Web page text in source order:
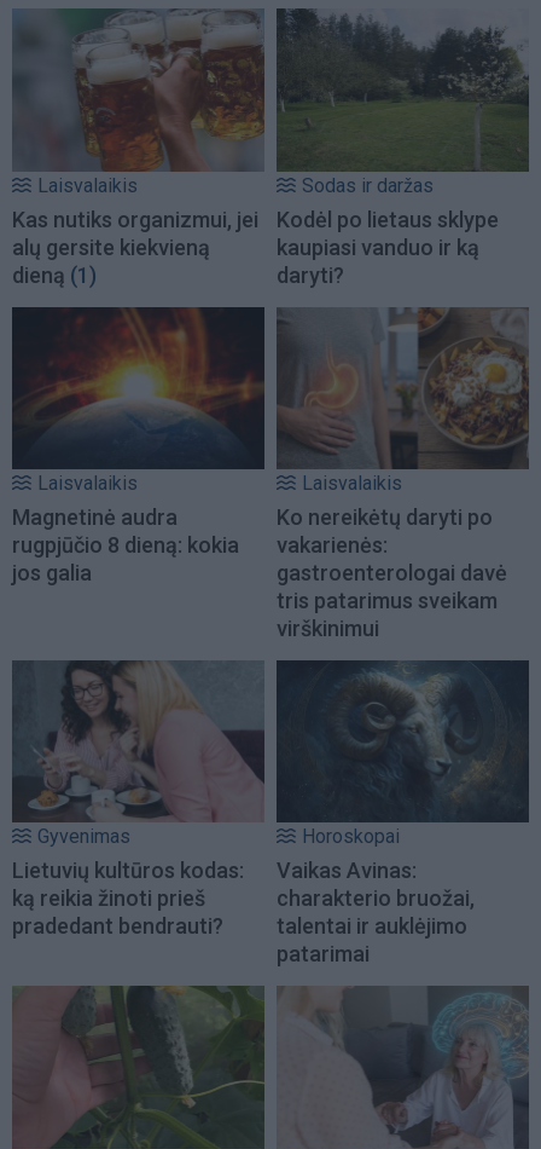
Laisvalaikis
Kas nutiks organizmui, jei
alų gersite kiekvieną
dieną (1)
Sodas ir daržas
Kodėl po lietaus sklype
kaupiasi vanduo ir ką
daryti?
Laisvalaikis
Magnetinė audra
rugpjūčio 8 dieną: kokia
jos galia
Laisvalaikis
Ko nereikėtų daryti po
vakarienės:
gastroenterologai davė
tris patarimus sveikam
virškinimui
Gyvenimas
Lietuvių kultūros kodas:
ką reikia žinoti prieš
pradedant bendrauti?
Horoskopai
Vaikas Avinas:
charakterio bruožai,
talentai ir auklėjimo
patarimai